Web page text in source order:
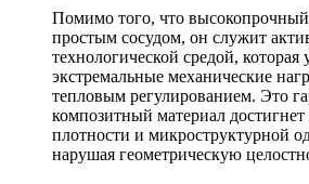
Помимо того, что высокопрочный
простым сосудом, он служит
технологической средой, которая
экстремальные механические
тепловым регулированием. Это
композитный материал
плотности и микроструктурной
нарушая геометрическую